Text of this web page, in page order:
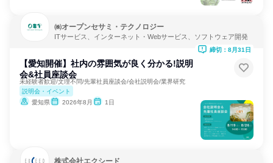
㈱オープンセサミ・テクノロジー
ITサービス、インターネット・Webサービス、ソフトウェア開発
【愛知開催】社内の雰囲気が良く分かる!説明
会&社員座談会
未経験者歓迎/文理不問/先輩社員座談会/会社説明会/業界研究
説明会・イベント
愛知県
2026年8月 1日
締切：8月31日
株式会社エクシード